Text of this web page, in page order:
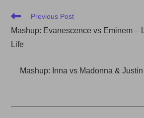
Read
articles
Previous Post
Mashup: Evanescence vs Eminem –
Life
Mashup: Inna vs Madonna &